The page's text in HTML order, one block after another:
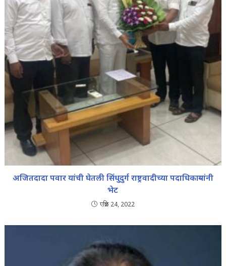
अजितदादा पवार यांची घेतली सिंधुदुर्ग राष्ट्रवादीच्या पदाधिकाऱ्यांनी
भेट
एप्रिल 24, 2022